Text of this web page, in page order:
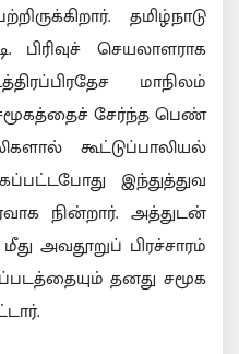
தமிழ்நாடு
செயலாளராக
மாநிலம்
சேர்ந்த பெண்
கூட்டுப்பாலியல்
இந்துத்துவ
நின்றார். அத்துடன்
அவதூறுப் பிரச்சாரம்
தனது சமூக